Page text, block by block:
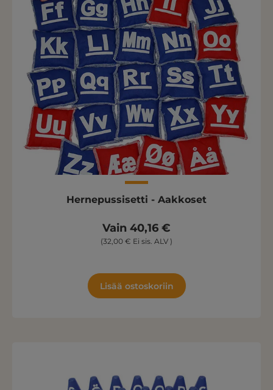
Hernepussisetti - Aakkoset
Vain 40,16 €
(32,00 € Ei sis. ALV )
Lisää ostoskoriin